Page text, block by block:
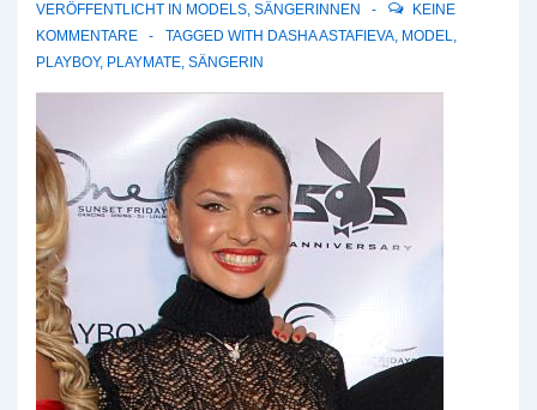
VERÖFFENTLICHT IN MODELS, SÄNGERINNEN
KEINE
KOMMENTARE
TAGGED WITH DASHA ASTAFIEVA, MODEL,
PLAYBOY, PLAYMATE, SÄNGERIN